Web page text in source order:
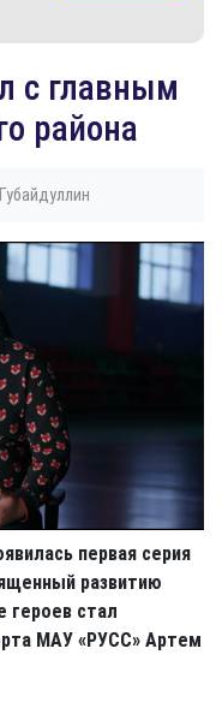
с главным
района
первая серия
развитию
героев стал
МАУ «РУСС» Артем